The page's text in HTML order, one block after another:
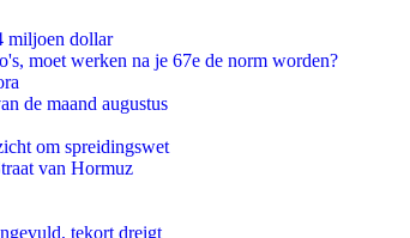
miljoen dollar
moet werken na je 67e de norm worden?
de maand augustus
om spreidingswet
van Hormuz
tekort dreigt